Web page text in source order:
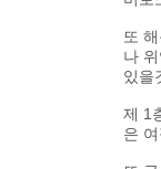
또
나
있을
제 1
은